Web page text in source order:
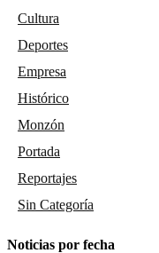
Cultura
Deportes
Empresa
Histórico
Monzón
Portada
Reportajes
Sin Categoría
Noticias por fecha